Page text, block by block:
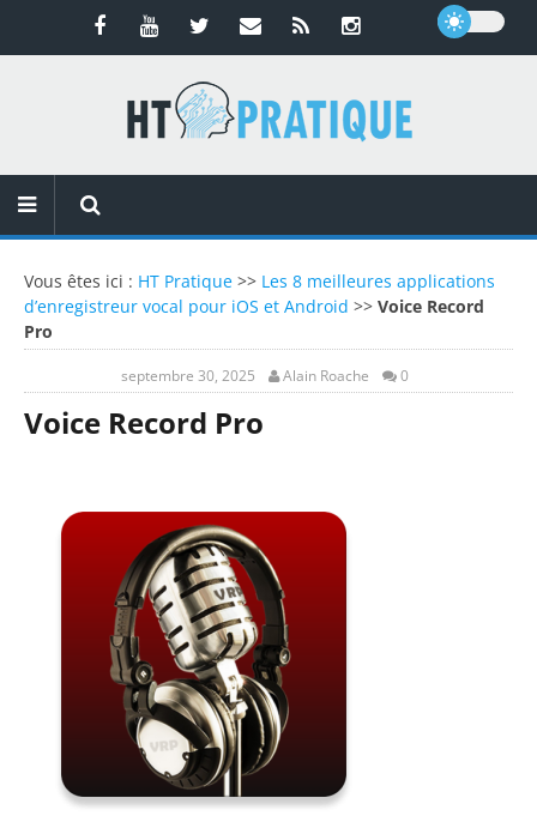
Vous êtes ici : HT Pratique >> Les 8 meilleures applications
d’enregistreur vocal pour iOS et Android >> Voice Record
Pro
septembre 30, 2025 Alain Roache 0
Voice Record Pro